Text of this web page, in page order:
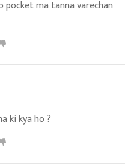
pocket ma tanna varechan
ki kya ho ?